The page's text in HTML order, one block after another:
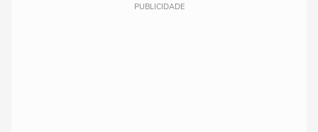
PUBLICIDADE